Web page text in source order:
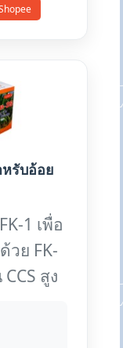
หรับอ้อย
1 เพื่อ
วย FK-
สูง